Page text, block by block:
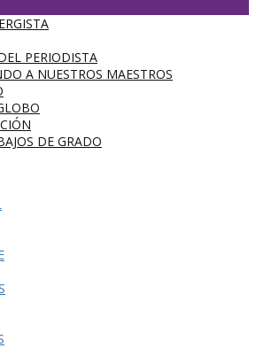
PERIODISTA
A NUESTROS MAESTROS
DE GRADO